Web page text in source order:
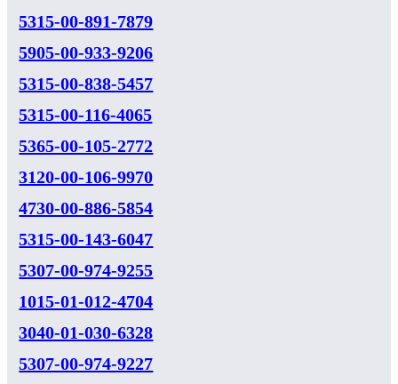
5315-00-891-7879
5905-00-933-9206
5315-00-838-5457
5315-00-116-4065
5365-00-105-2772
3120-00-106-9970
4730-00-886-5854
5315-00-143-6047
5307-00-974-9255
1015-01-012-4704
3040-01-030-6328
5307-00-974-9227